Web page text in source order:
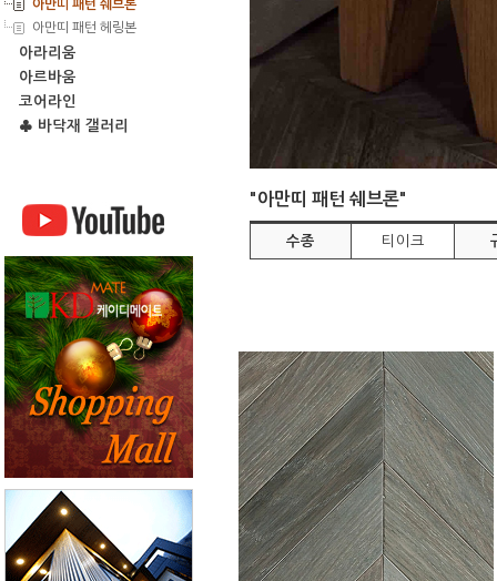
아만띠 패턴 쉐브론
아만띠 패턴 헤링본
아라리움
아르바움
코어라인
♣ 바닥재 갤러리
"아만띠 패턴 쉐브론"
수종 티이크